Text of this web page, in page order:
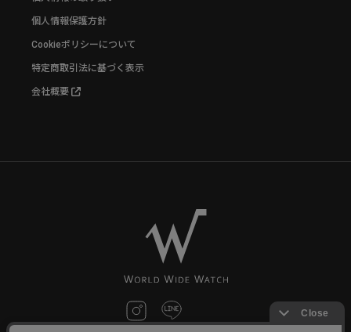
個人情報保護方針
Cookieポリシーについて
特定商取引法に基づく表示
会社概要